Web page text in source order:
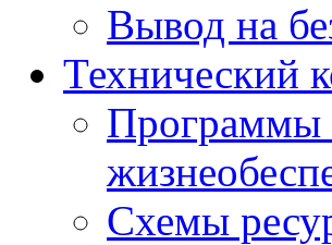
Вывод на
Технический
Программы
Схемы